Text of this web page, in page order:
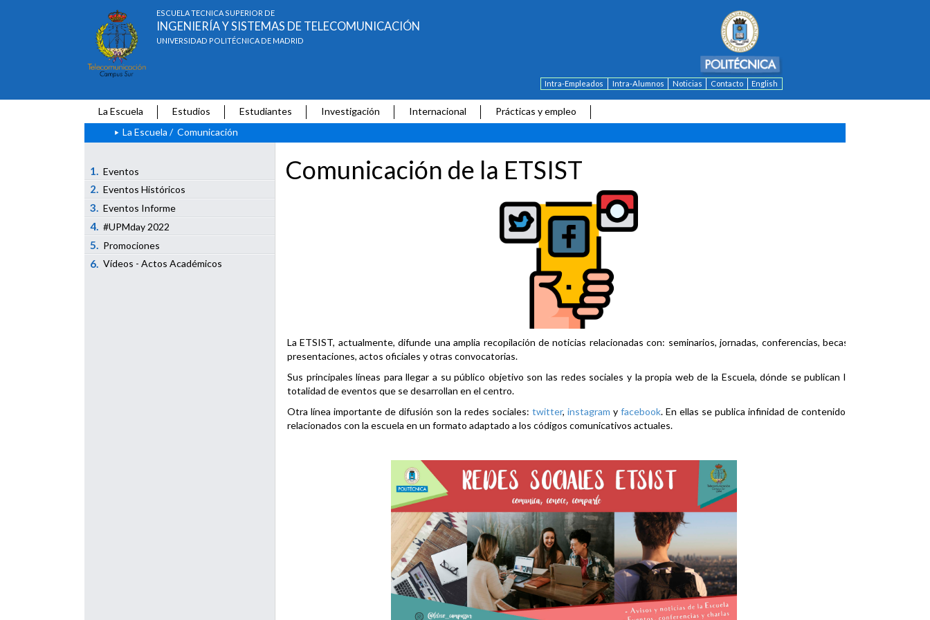
ESCUELA TÉCNICA SUPERIOR DE
INGENIERÍA Y SISTEMAS DE TELECOMUNICACIÓN
UNIVERSIDAD POLITÉCNICA DE MADRID
Intra-Empleados Intra-Alumnos Noticias Contacto English
La Escuela Estudios Estudiantes Investigación Internacional
Prácticas y empleo
La Escuela / Comunicación
1. Eventos
2. Eventos Históricos
3. Eventos Informe
4. #UPMday 2022
5. Promociones
6. Vídeos - Actos Académicos
Comunicación de la ETSIST
La ETSIST, actualmente, difunde una amplia recopilación de noticias relacionadas con: seminarios, jornadas, conferencias, becas,
presentaciones, actos oficiales y otras convocatorias.
Sus principales líneas para llegar a su público objetivo son las redes sociales y la propia web de la Escuela, dónde se publican la
totalidad de eventos que se desarrollan en el centro.
Otra línea importante de difusión son la redes sociales: twitter, instagram y facebook. En ellas se publica infinidad de contenidos
relacionados con la escuela en un formato adaptado a los códigos comunicativos actuales.